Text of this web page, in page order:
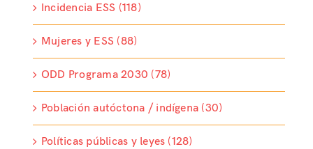
Incidencia ESS (118)
Mujeres y ESS (88)
ODD Programa 2030 (78)
Población autóctona / indígena (30)
Políticas públicas y leyes (128)